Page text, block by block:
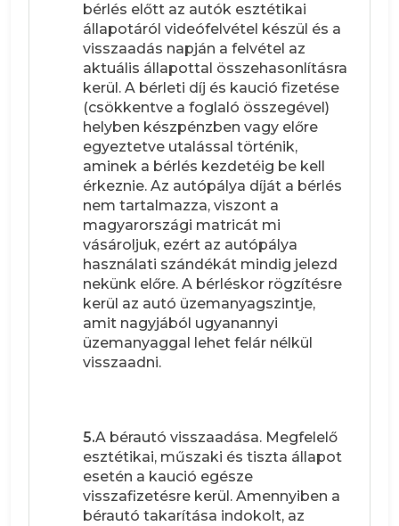
bérlés előtt az autók esztétikai
állapotáról videófelvétel készül és a
visszaadás napján a felvétel az
aktuális állapottal összehasonlításra
kerül. A bérleti díj és kaució fizetése
(csökkentve a foglaló összegével)
helyben készpénzben vagy előre
egyeztetve utalással történik,
aminek a bérlés kezdetéig be kell
érkeznie. Az autópálya díját a bérlés
nem tartalmazza, viszont a
magyarországi matricát mi
vásároljuk, ezért az autópálya
használati szándékát mindig jelezd
nekünk előre. A bérléskor rögzítésre
kerül az autó üzemanyagszintje,
amit nagyjából ugyanannyi
üzemanyaggal lehet felár nélkül
visszaadni.
5.A bérautó visszaadása. Megfelelő
esztétikai, műszaki és tiszta állapot
esetén a kaució egésze
visszafizetésre kerül. Amennyiben a
bérautó takarítása indokolt, az